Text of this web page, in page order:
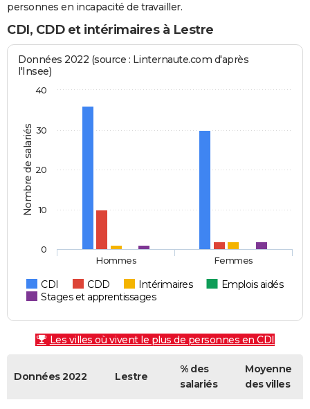
personnes en incapacité de travailler.
CDI, CDD et intérimaires à Lestre
Nombre de salariés
Données 2022 (source : Linternaute.com d'après
l'Insee)
CDI CDD Intérimaires
Emplois aidés
Stages et apprentissages
Hommes Femmes
0
10
20
30
40
Les villes où vivent le plus de personnes en CDI
Données 2022 Lestre
% des
salariés
Moyenne
des villes